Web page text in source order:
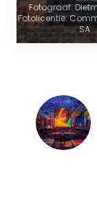
Fotograaf:
Fotolicentie:
SA